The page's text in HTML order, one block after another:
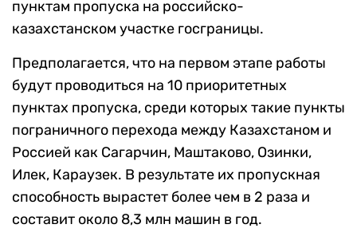
пунктам пропуска на российско-
казахстанском участке госграницы.
Предполагается, что на первом этапе работы
будут проводиться на 10 приоритетных
пунктах пропуска, среди которых такие пункты
пограничного перехода между Казахстаном и
Россией как Сагарчин, Маштаково, Озинки,
Илек, Караузек. В результате их пропускная
способность вырастет более чем в 2 раза и
составит около 8,3 млн машин в год.